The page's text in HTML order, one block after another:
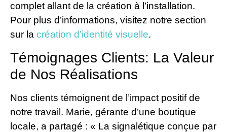
complet allant de la création à l’installation.
Pour plus d’informations, visitez notre section
sur la création d’identité visuelle.
Témoignages Clients: La Valeur
de Nos Réalisations
Nos clients témoignent de l’impact positif de
notre travail. Marie, gérante d’une boutique
locale, a partagé : « La signalétique conçue par